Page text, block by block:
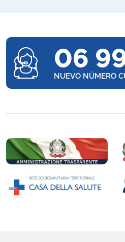
06
NUEVO NÚMERO